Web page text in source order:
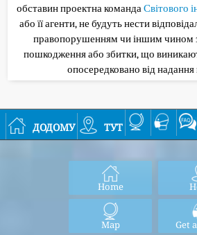
обставин проектна командаСвітового
або її агенти, не будуть нести
правопорушенням чи іншим чином
пошкодження або збитки, що
опосередковано від
додому тут
Home
Map Get